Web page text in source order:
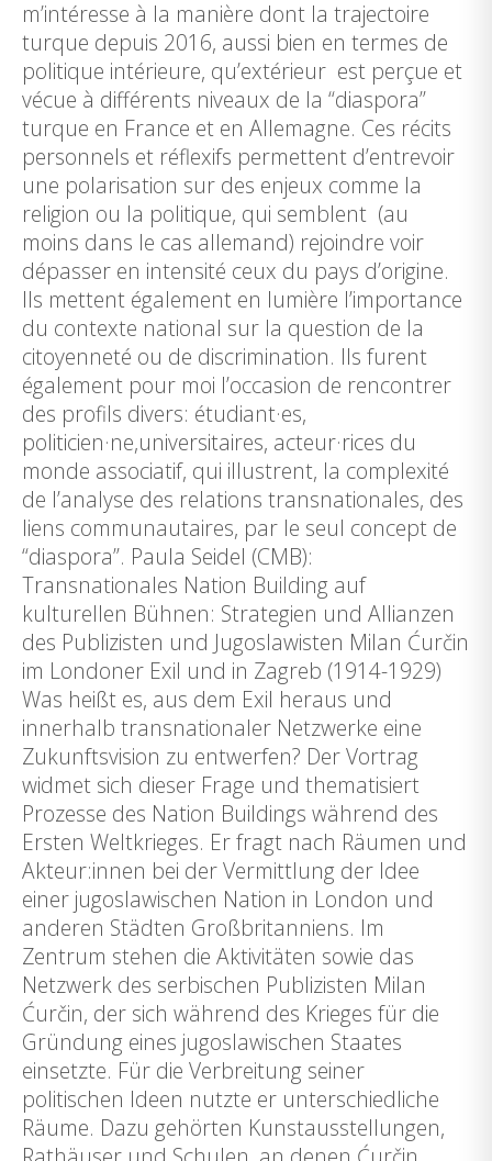
m’intéresse à la manière dont la trajectoire
turque depuis 2016, aussi bien en termes de
politique intérieure, qu’extérieur est perçue et
vécue à différents niveaux de la “diaspora”
turque en France et en Allemagne. Ces récits
personnels et réflexifs permettent d’entrevoir
une polarisation sur des enjeux comme la
religion ou la politique, qui semblent (au
moins dans le cas allemand) rejoindre voir
dépasser en intensité ceux du pays d’origine.
Ils mettent également en lumière l’importance
du contexte national sur la question de la
citoyenneté ou de discrimination. Ils furent
également pour moi l’occasion de rencontrer
des profils divers: étudiant·es,
politicien·ne,universitaires, acteur·rices du
monde associatif, qui illustrent, la complexité
de l’analyse des relations transnationales, des
liens communautaires, par le seul concept de
“diaspora”. Paula Seidel (CMB):
Transnationales Nation Building auf
kulturellen Bühnen: Strategien und Allianzen
des Publizisten und Jugoslawisten Milan Ćurčin
im Londoner Exil und in Zagreb (1914-1929)
Was heißt es, aus dem Exil heraus und
innerhalb transnationaler Netzwerke eine
Zukunftsvision zu entwerfen? Der Vortrag
widmet sich dieser Frage und thematisiert
Prozesse des Nation Buildings während des
Ersten Weltkrieges. Er fragt nach Räumen und
Akteur:innen bei der Vermittlung der Idee
einer jugoslawischen Nation in London und
anderen Städten Großbritanniens. Im
Zentrum stehen die Aktivitäten sowie das
Netzwerk des serbischen Publizisten Milan
Ćurčin, der sich während des Krieges für die
Gründung eines jugoslawischen Staates
einsetzte. Für die Verbreitung seiner
politischen Ideen nutzte er unterschiedliche
Räume. Dazu gehörten Kunstausstellungen,